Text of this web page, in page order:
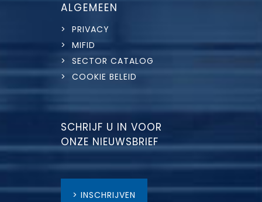
ALGEMEEN
> PRIVACY
> MIFID
> SECTOR CATALOG
> COOKIE BELEID
SCHRIJF U IN VOOR
ONZE NIEUWSBRIEF
> INSCHRIJVEN